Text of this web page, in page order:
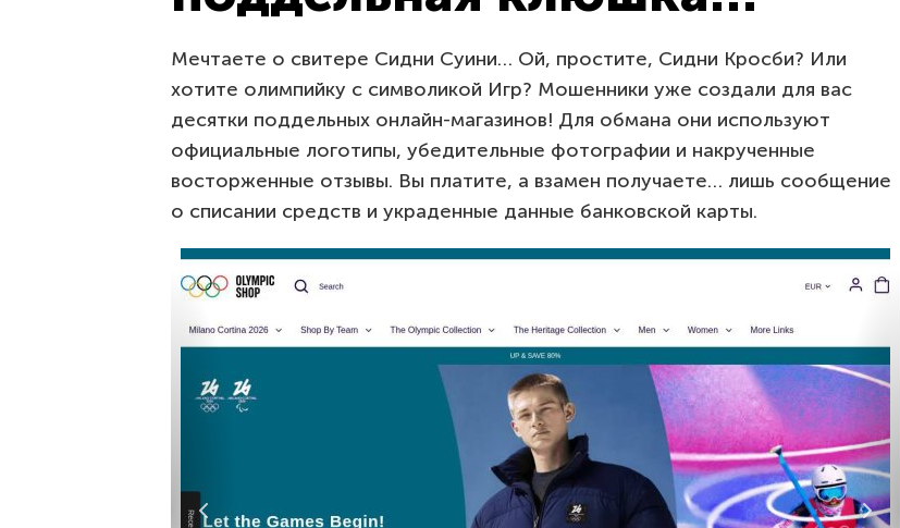
Мечтаете о свитере Сидни Суини… Ой, простите, Сидни Кросби? Или
хотите олимпийку с символикой Игр? Мошенники уже создали для вас
десятки поддельных онлайн-магазинов! Для обмана они используют
официальные логотипы, убедительные фотографии и накрученные
восторженные отзывы. Вы платите, а взамен получаете… лишь сообщение
о списании средств и украденные данные банковской карты.